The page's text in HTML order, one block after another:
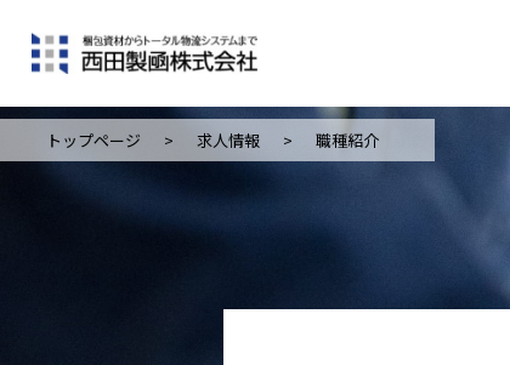
トップページ > 求人情報 > 職種紹介